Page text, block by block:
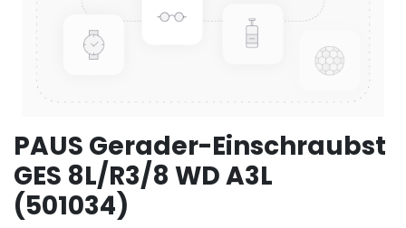
PAUS Gerader-Einschraubst
GES 8L/R3/8 WD A3L
(501034)